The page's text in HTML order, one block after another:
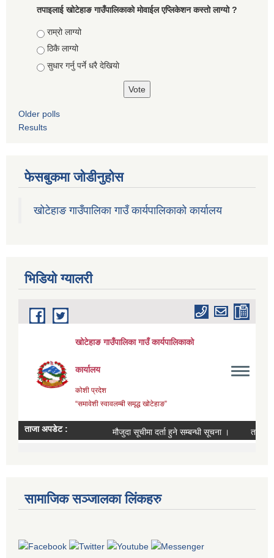
तपाइलाई खोटेहाङ गाउँपालिकाको माेवाईल एप्लिकेशन कस्तो लाग्यो ?
Choices
राम्रो लाग्यो
ठिकै लाग्यो
सुधार गर्नु पर्ने धरै देखियाे
Older polls
Results
फेसबुकमा जोडीनुहोस
खोटेहाङ गाउँपालिका गाउँ कार्यपालिकाको कार्यालय
भिडियाे ग्यालरी
सामाजिक सञ्जालका लिंकहरु